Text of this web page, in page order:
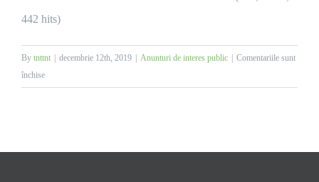
442 hits)
By tnttnt decembrie 12th, 2019 Anunturi de interes public
Comentariile sunt
închisepentru